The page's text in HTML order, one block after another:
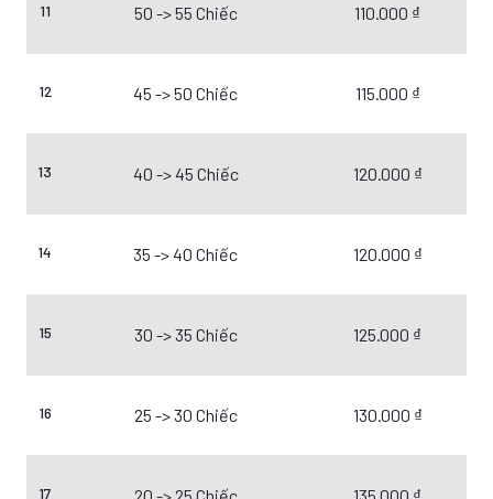
11 50 -> 55 Chiếc 110.000 ₫
12 45 -> 50 Chiếc 115.000 ₫
13 40 -> 45 Chiếc 120.000 ₫
14 35 -> 40 Chiếc 120.000 ₫
15 30 -> 35 Chiếc 125.000 ₫
16 25 -> 30 Chiếc 130.000 ₫
17